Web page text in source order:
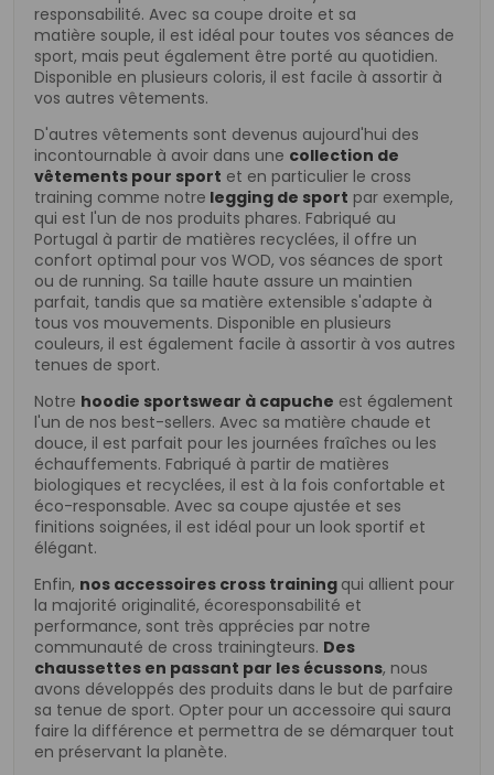
responsabilité. Avec sa coupe droite et sa
matière souple, il est idéal pour toutes vos séances de
sport, mais peut également être porté au quotidien.
Disponible en plusieurs coloris, il est facile à assortir à
vos autres vêtements.
D'autres vêtements sont devenus aujourd'hui des
incontournable à avoir dans une collection de
vêtements pour sport et en particulier le cross
training comme notre legging de sport par exemple,
qui est l'un de nos produits phares. Fabriqué au
Portugal à partir de matières recyclées, il offre un
confort optimal pour vos WOD, vos séances de sport
ou de running. Sa taille haute assure un maintien
parfait, tandis que sa matière extensible s'adapte à
tous vos mouvements. Disponible en plusieurs
couleurs, il est également facile à assortir à vos autres
tenues de sport.
Notre hoodie sportswear à capuche est également
l'un de nos best-sellers. Avec sa matière chaude et
douce, il est parfait pour les journées fraîches ou les
échauffements. Fabriqué à partir de matières
biologiques et recyclées, il est à la fois confortable et
éco-responsable. Avec sa coupe ajustée et ses
finitions soignées, il est idéal pour un look sportif et
élégant.
Enfin, nos accessoires cross training qui allient pour
la majorité originalité, écoresponsabilité et
performance, sont très apprécies par notre
communauté de cross trainingteurs. Des
chaussettes en passant par les écussons, nous
avons développés des produits dans le but de parfaire
sa tenue de sport. Opter pour un accessoire qui saura
faire la différence et permettra de se démarquer tout
en préservant la planète.